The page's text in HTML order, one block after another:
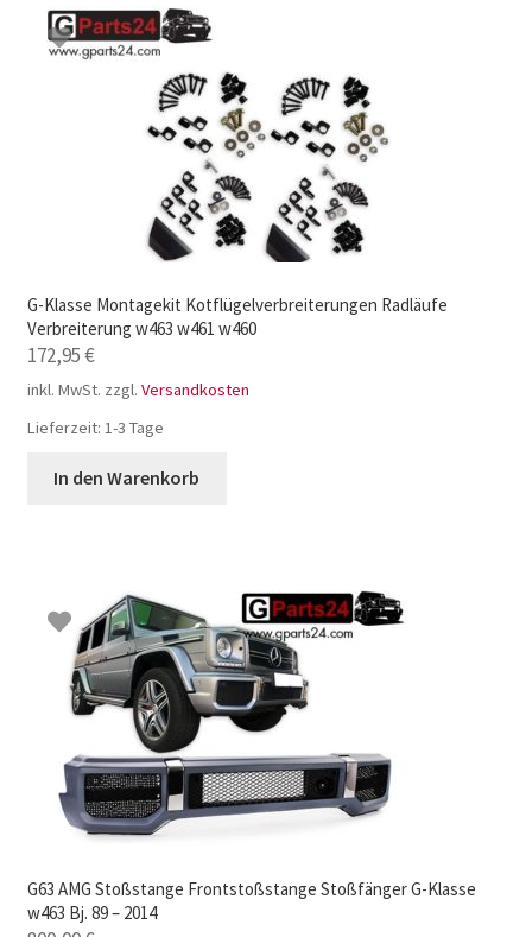
G-Klasse Montagekit Kotflügelverbreiterungen Radläufe
Verbreiterung w463 w461 w460
172,95€
inkl. MwSt. zzgl. Versandkosten
Lieferzeit: 1-3 Tage
In den Warenkorb
G63 AMG Stoßstange Frontstoßstange Stoßfänger G-Klasse
w463 Bj. 89 – 2014